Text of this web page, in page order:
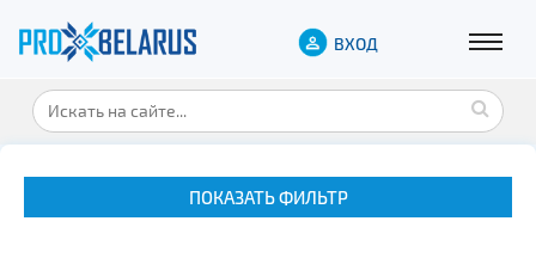
ВХОД
ПОКАЗАТЬ ФИЛЬТР